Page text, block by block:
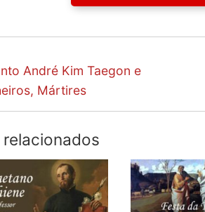
André Kim Taegon e
Mártires